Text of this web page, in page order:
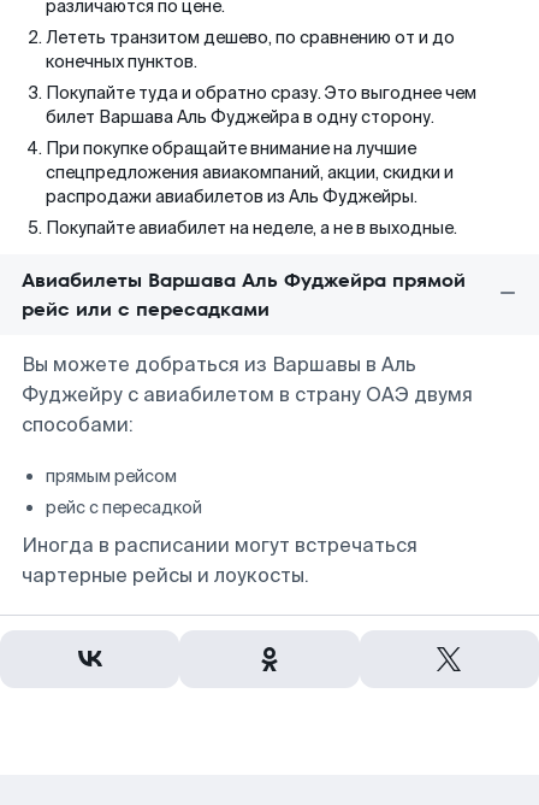
различаются по цене.
Лететь транзитом дешево, по сравнению от и до
конечных пунктов.
Покупайте туда и обратно сразу. Это выгоднее чем
билет Варшава Аль Фуджейра в одну сторону.
При покупке обращайте внимание на лучшие
спецпредложения авиакомпаний, акции, скидки и
распродажи авиабилетов из Аль Фуджейры.
Покупайте авиабилет на неделе, а не в выходные.
Авиабилеты Варшава Аль Фуджейра прямой
рейс или с пересадками
Вы можете добраться из Варшавы в Аль
Фуджейру с авиабилетом в страну ОАЭ двумя
способами:
прямым рейсом
рейс с пересадкой
Иногда в расписании могут встречаться
чартерные рейсы и лоукосты.